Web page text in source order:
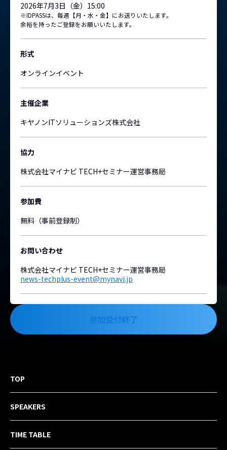
2026年7月3日（金）15:00
※IDPASSは、毎週【月・水・金】にお送りいたします。
余裕を持ったご登録をお願いいたします。
形式
オンラインイベント
主催企業
キヤノンITソリューションズ株式会社
協力
株式会社マイナビ TECH+セミナー運営事務局
参加費
無料（事前登録制）
お問い合わせ
株式会社マイナビ TECH+セミナー運営事務局
news-techplus-event@mynavi.jp
参加受付終了
TOP
SPEAKERS
TIME TABLE